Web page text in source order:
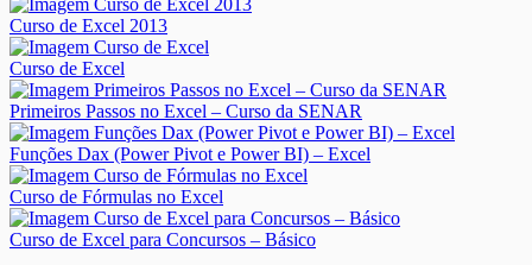
Curso de Excel 2013
Curso de Excel
Primeiros Passos no Excel – Curso da SENAR
Funções Dax (Power Pivot e Power BI) – Excel
Curso de Fórmulas no Excel
Curso de Excel para Concursos – Básico